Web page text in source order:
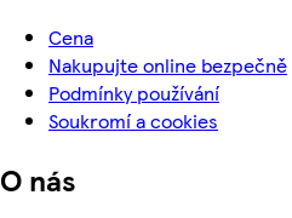
Cena
Nakupujte online bezpečně
Podmínky používání
Soukromí a cookies
O nás